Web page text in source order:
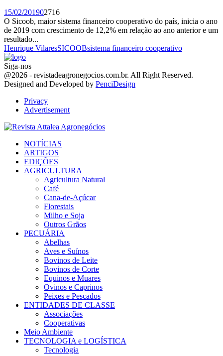
15/02/201902716
O Sicoob, maior sistema financeiro cooperativo do país, inicia o ano
de 2019 com crescimento de 12,2% em relação ao ano anterior e um
resultado...
Henrique VilaresSICOOBsistema financeiro cooperativo
Siga-nos
Facebook
Twitter
Instagram
Linkedin
Youtube
Email
@2026 - revistadeagronegocios.com.br. All Right Reserved.
Designed and Developed by PenciDesign
Privacy
Advertisement
NOTÍCIAS
ARTIGOS
EDIÇÕES
AGRICULTURA
Agricultura Natural
Café
Cana-de-Açúcar
Florestais
Milho e Soja
Outros Grãos
PECUÁRIA
Abelhas
Aves e Suínos
Bovinos de Leite
Bovinos de Corte
Equinos e Muares
Ovinos e Caprinos
Peixes e Pescados
ENTIDADES DE CLASSE
Associações
Cooperativas
Meio Ambiente
TECNOLOGIA e LOGÍSTICA
Tecnologia